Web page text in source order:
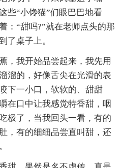
些“小馋猫”们眼巴巴地看
：“甜吗?”就在老师点头的那
了桌子上。
，我开始品尝起来，我先用
溜的，好像舌尖在光滑的表
下一小口，软软的、甜甜
在口中让我感觉特香甜，咽
极了，当我回头一看，有的
，有的细细品尝直叫甜，还